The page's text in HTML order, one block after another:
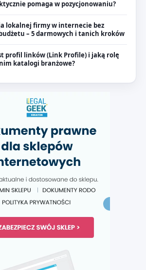
pomaga w pozycjonowaniu?
lokalnej firmy w internecie bez
– 5 darmowych i tanich kroków
profil linków (Link Profile) i jaką rolę
katalogi branżowe?